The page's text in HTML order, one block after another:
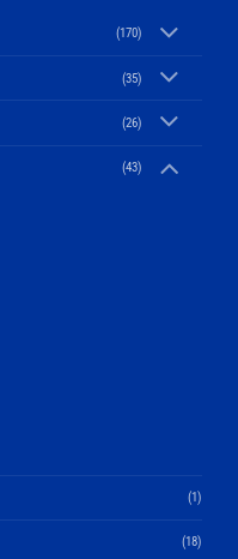
(170)
(35)
(26)
(43)
(1)
(18)